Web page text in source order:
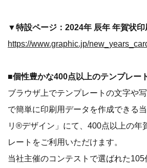
▼特設ページ：2024年 辰年 年賀状印
https://www.graphic.jp/
■個性豊かな400点以上のテンプレー
ブラウザ上でテンプレートの文字や
で簡単に印刷用データを作成できる
リ®デザイン」にて、400点以上の年
レートをご利用いただけます。
当社主催のコンテストで選ばれた105